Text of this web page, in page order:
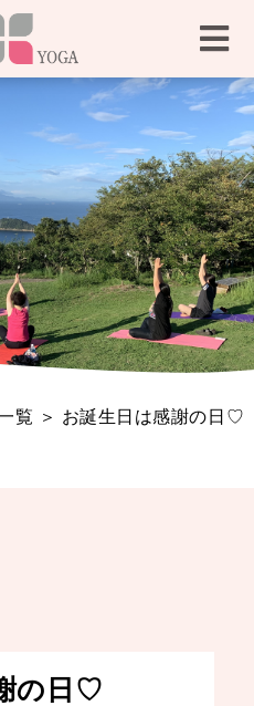
覧 ＞ お誕生日は感謝の日♡
の日♡